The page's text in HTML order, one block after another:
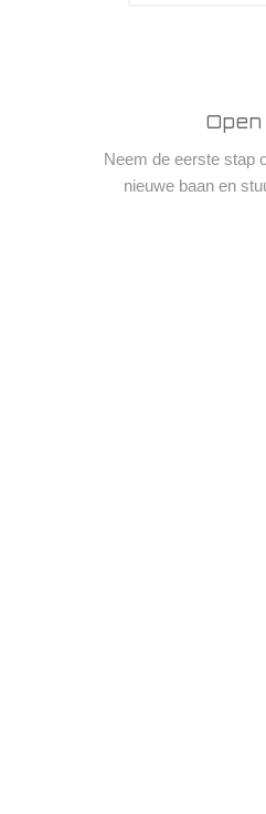
Neem de eerste stap
nieuwe baan en